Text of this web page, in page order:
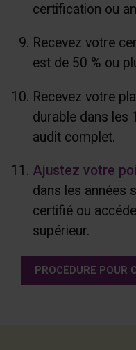
certification ou
Recevez votre
est de 50 % ou
Recevez votre
durable dans les
audit complet.
Ajustez votre
dans les années
certifié ou
supérieur.
PROCÉDURE POUR